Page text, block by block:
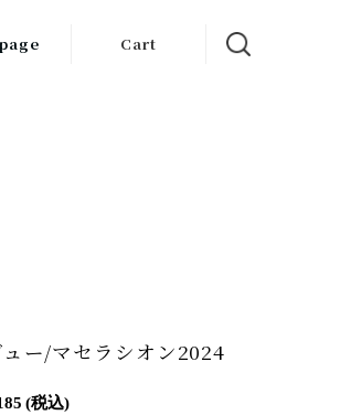
Cart
ー/マセラシオン2024
(税込)